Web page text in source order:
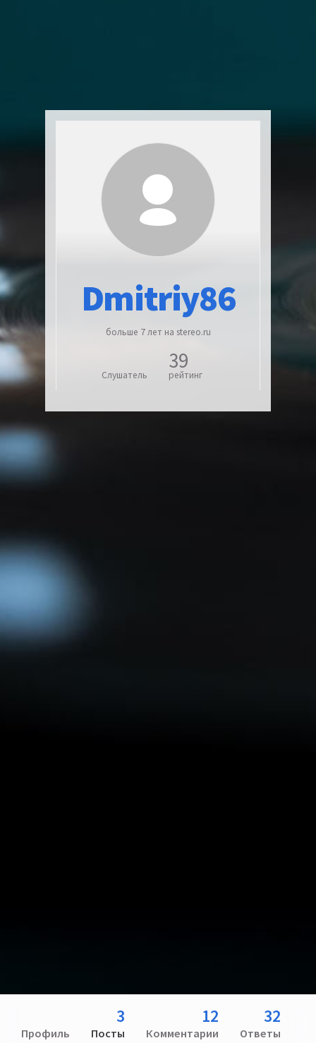
Dmitriy86
больше 7 лет на stereo.ru
Слушатель
39
рейтинг
Профиль
3
Посты
12
Комментарии
32
Ответы